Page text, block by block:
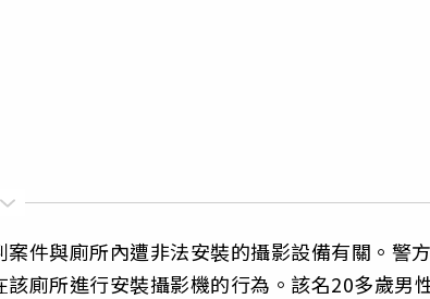
件與廁所內遭非法安裝的攝影設備有關。警
廁所進行安裝攝影機的行為。該名20多歲男